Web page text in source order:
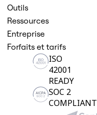
Outils
Ressources
Entreprise
Forfaits et tarifs
ISO
42001
READY
SOC 2
COMPLIANT